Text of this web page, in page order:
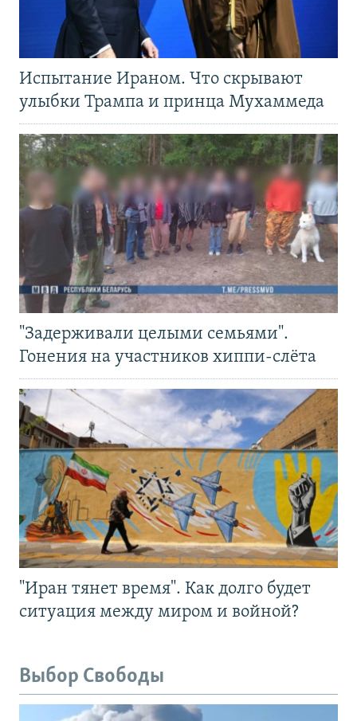
Испытание Ираном. Что скрывают
улыбки Трампа и принца Мухаммеда
"Задерживали целыми семьями".
Гонения на участников хиппи-слёта
"Иран тянет время". Как долго будет
ситуация между миром и войной?
Выбор Свободы